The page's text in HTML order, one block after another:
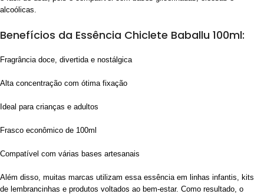
alcoólicas.
Benefícios da Essência Chiclete Baballu 100ml:
Fragrância doce, divertida e nostálgica
Alta concentração com ótima fixação
Ideal para crianças e adultos
Frasco econômico de 100ml
Compatível com várias bases artesanais
Além disso, muitas marcas utilizam essa essência em linhas infantis, kits
de lembrancinhas e produtos voltados ao bem-estar. Como resultado, o